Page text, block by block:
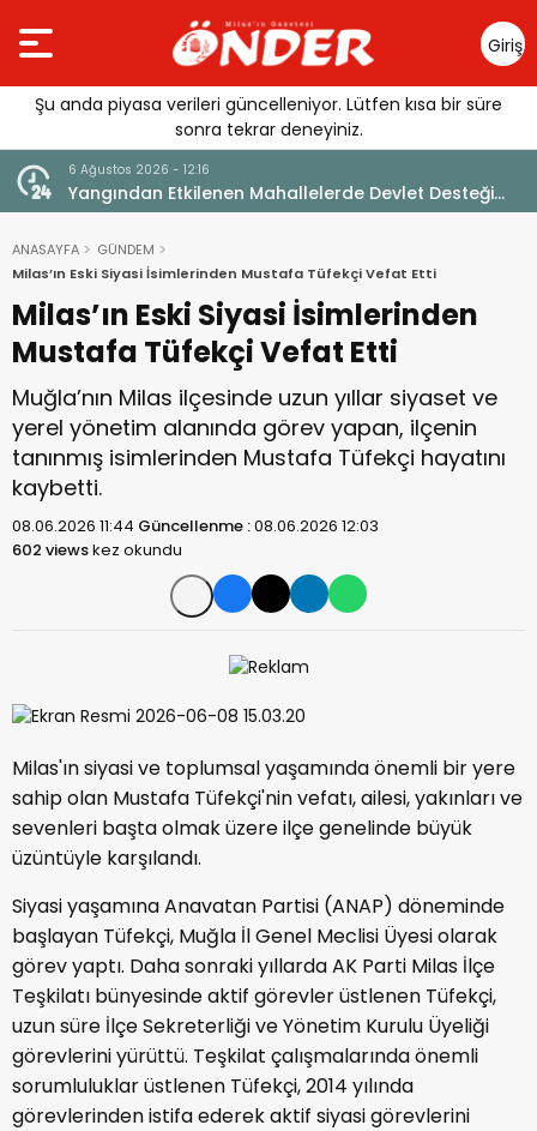
Giriş
Yap
Şu anda piyasa verileri güncelleniyor. Lütfen kısa bir süre
sonra tekrar deneyiniz.
6 Ağustos 2026 - 12:16
Yangından Etkilenen Mahallelerde Devlet Desteği
Mesajı
ANASAYFA
GÜNDEM
Milas’ın Eski Siyasi İsimlerinden Mustafa Tüfekçi Vefat Etti
Milas’ın Eski Siyasi İsimlerinden
Mustafa Tüfekçi Vefat Etti
Muğla’nın Milas ilçesinde uzun yıllar siyaset ve
yerel yönetim alanında görev yapan, ilçenin
tanınmış isimlerinden Mustafa Tüfekçi hayatını
kaybetti.
08.06.2026 11:44 Güncellenme :08.06.2026 12:03
602 viewskez okundu
Milas'ın siyasi ve toplumsal yaşamında önemli bir yere
sahip olan Mustafa Tüfekçi'nin vefatı, ailesi, yakınları ve
sevenleri başta olmak üzere ilçe genelinde büyük
üzüntüyle karşılandı.
Siyasi yaşamına Anavatan Partisi (ANAP) döneminde
başlayan Tüfekçi, Muğla İl Genel Meclisi Üyesi olarak
görev yaptı. Daha sonraki yıllarda AK Parti Milas İlçe
Teşkilatı bünyesinde aktif görevler üstlenen Tüfekçi,
uzun süre İlçe Sekreterliği ve Yönetim Kurulu Üyeliği
görevlerini yürüttü. Teşkilat çalışmalarında önemli
sorumluluklar üstlenen Tüfekçi, 2014 yılında
görevlerinden istifa ederek aktif siyasi görevlerini